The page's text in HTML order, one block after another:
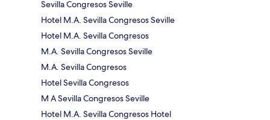
Sevilla Congresos Seville
Hotel M.A. Sevilla Congresos Seville
Hotel M.A. Sevilla Congresos
M.A. Sevilla Congresos Seville
M.A. Sevilla Congresos
Hotel Sevilla Congresos
M A Sevilla Congresos Seville
Hotel M.A. Sevilla Congresos Hotel